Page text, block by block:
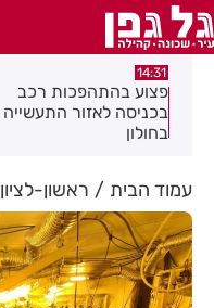
14:31
פצוע בהתהפכות רכב
בכניסה לאזור התעשייה
בחולון
עמוד הבית ראשון-לציון